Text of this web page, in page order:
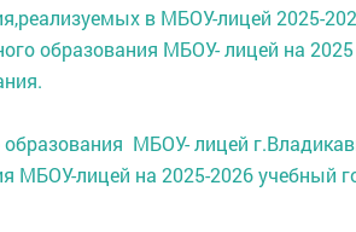
в МБОУ-лицей 2025-
образования МБОУ- лицей на
МБОУ- лицей
МБОУ-лицей на 2025-2026 учебный